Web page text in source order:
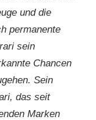
und die
permanente
sein
Chancen
Sein
das seit
Marken